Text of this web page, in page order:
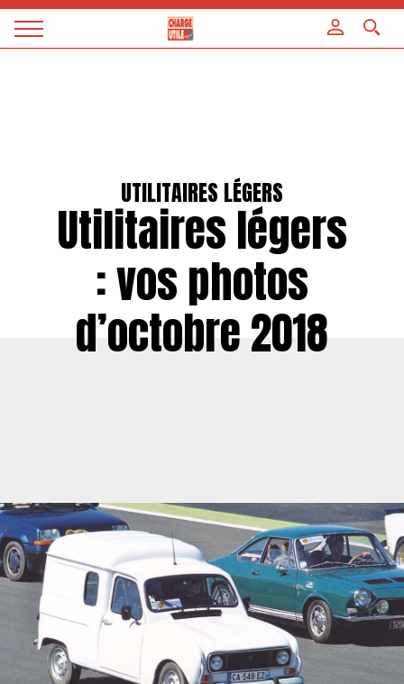
Magazine
UTILITAIRES LÉGERS
Utilitaires légers
: vos photos
d’octobre 2018
Panneau de gestion des cookies